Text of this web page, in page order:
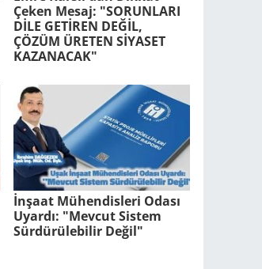
Çeken Mesaj: "SORUNLARI
DİLE GETİREN DEĞİL,
ÇÖZÜM ÜRETEN SİYASET
KAZANACAK"
İnşaat Mühendisleri Odası
Uyardı: "Mevcut Sistem
Sürdürülebilir Değil"